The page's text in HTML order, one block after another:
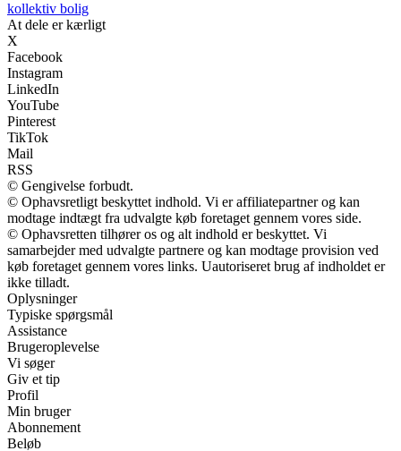
kollektiv bolig
At dele er kærligt
X
Facebook
Instagram
LinkedIn
YouTube
Pinterest
TikTok
Mail
RSS
© Gengivelse forbudt.
© Ophavsretligt beskyttet indhold. Vi er affiliatepartner og kan
modtage indtægt fra udvalgte køb foretaget gennem vores side.
© Ophavsretten tilhører os og alt indhold er beskyttet. Vi
samarbejder med udvalgte partnere og kan modtage provision ved
køb foretaget gennem vores links. Uautoriseret brug af indholdet er
ikke tilladt.
Oplysninger
Typiske spørgsmål
Assistance
Brugeroplevelse
Vi søger
Giv et tip
Profil
Min bruger
Abonnement
Beløb